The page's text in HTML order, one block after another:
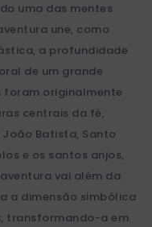
uma das mentes
une, como
a profundidade
de um grande
foram originalmente
centrais da fé,
João Batista, Santo
e os santos anjos,
vai além da
a dimensão simbólica
transformando-a em